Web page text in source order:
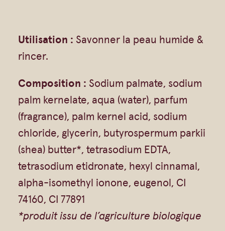
Utilisation : Savonner la peau humide &
rincer.
Composition : Sodium palmate, sodium
palm kernelate, aqua (water), parfum
(fragrance), palm kernel acid, sodium
chloride, glycerin, butyrospermum parkii
(shea) butter*, tetrasodium EDTA,
tetrasodium etidronate, hexyl cinnamal,
alpha-isomethyl ionone, eugenol, CI
74160, CI 77891
*produit issu de l’agriculture biologique
a
e
i
l
l
a
i
s
e
–